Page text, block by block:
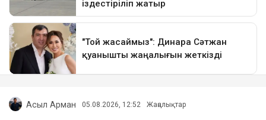
Асыл Арман 05.08.2026, 12:52 Жаңалықтар